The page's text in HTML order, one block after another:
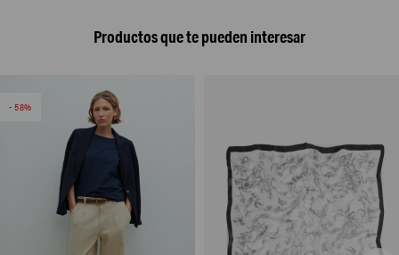
Productos que te pueden interesar
58